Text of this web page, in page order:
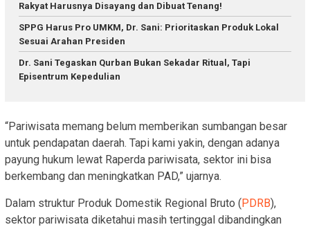
Rakyat Harusnya Disayang dan Dibuat Tenang!
SPPG Harus Pro UMKM, Dr. Sani: Prioritaskan Produk Lokal
Sesuai Arahan Presiden
Dr. Sani Tegaskan Qurban Bukan Sekadar Ritual, Tapi
Episentrum Kepedulian
“Pariwisata memang belum memberikan sumbangan besar
untuk pendapatan daerah. Tapi kami yakin, dengan adanya
payung hukum lewat Raperda pariwisata, sektor ini bisa
berkembang dan meningkatkan PAD,” ujarnya.
Dalam struktur Produk Domestik Regional Bruto (PDRB),
sektor pariwisata diketahui masih tertinggal dibandingkan